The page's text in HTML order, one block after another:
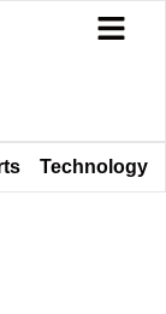
Technology